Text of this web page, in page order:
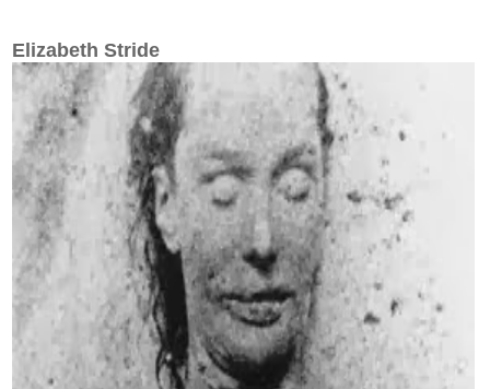
Elizabeth Stride